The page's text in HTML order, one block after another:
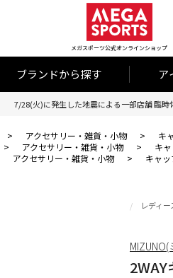
メガスポーツ公式オンラインショップ
ブランドから探す ア
7/28(火)に発生した地震による一部店舗 臨時
> アクセサリー・雑貨・小物 > キ
> アクセサリー・雑貨・小物 > キ
アクセサリー・雑貨・小物 > キャッ
レディー
MIZUNO(